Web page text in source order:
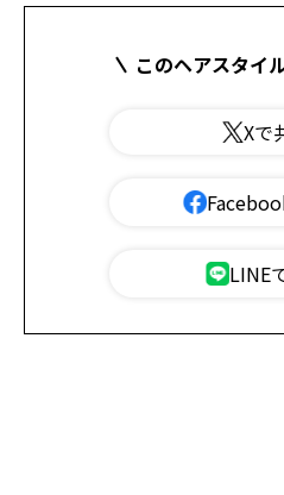
このヘアスタイ
Xで
LINE